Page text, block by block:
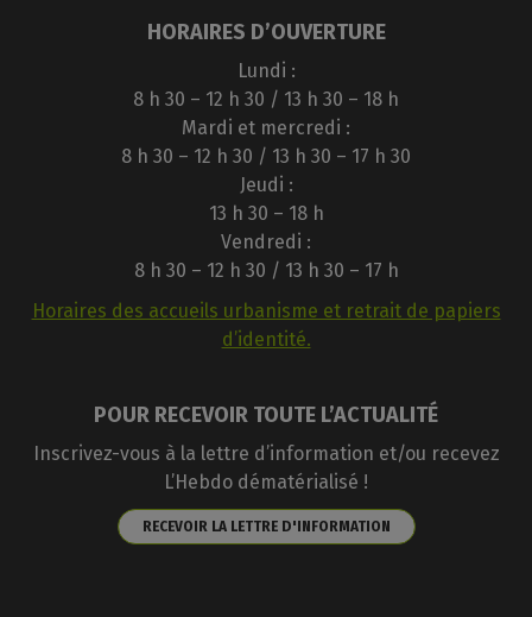
HORAIRES D’OUVERTURE
Lundi :
8 h 30 – 12 h 30 / 13 h 30 – 18 h
Mardi et mercredi :
8 h 30 – 12 h 30 / 13 h 30 – 17 h 30
Jeudi :
13 h 30 – 18 h
Vendredi :
8 h 30 – 12 h 30 / 13 h 30 – 17 h
Horaires des accueils urbanisme et retrait de papiers
d’identité.
POUR RECEVOIR TOUTE L’ACTUALITÉ
Inscrivez-vous à la lettre d’information et/ou recevez
L’Hebdo dématérialisé !
RECEVOIR LA LETTRE D'INFORMATION